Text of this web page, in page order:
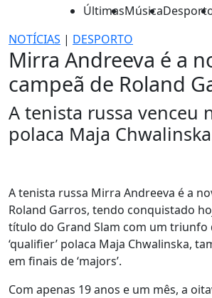
ÚltimasMúsica
NOTÍCIAS | DESPORTO
Mirra Andreeva é a
campeã de Roland
A tenista russa venceu
polaca Maja
A tenista russa Mirra Andreeva é a
Roland Garros, tendo conquistado
título do Grand Slam com um triunfo
‘qualifier’ polaca Maja Chwalinska,
em finais de ‘majors’.
Com apenas 19 anos e um mês, a